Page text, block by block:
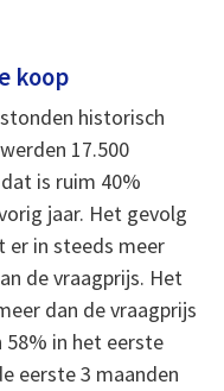
koop
historisch
17.500
is ruim 40%
jaar. Het gevolg
er in steeds meer
de vraagprijs. Het
dan de vraagprijs
58% in het eerste
eerste 3 maanden